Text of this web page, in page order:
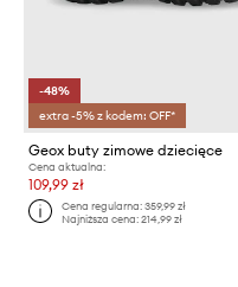
-48%
extra -5% z kodem: OFF*
Geox buty zimowe dziecięce
Cena aktualna:
109,99 zł
Cena regularna:359,99 zł
Najniższa cena:214,99 zł